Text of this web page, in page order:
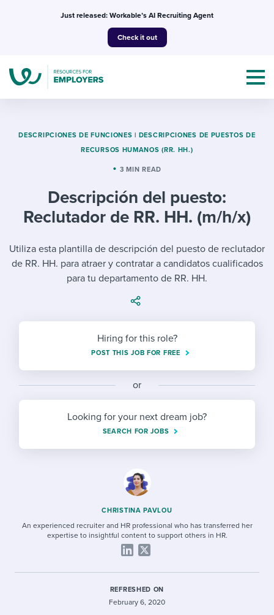
Just released: Workable’s AI Recruiting Agent
Check it out
Topics
Mobilizing AI in my work
Evaluating candidates
Working together with others
Maintaining hiring pipelines
Ensuring compliance
Finding and attracting people
Digitizing work processes
Candidate/employee experiences
Templates & Guides
Job description templates
Interview question templates
Policy templates
Step-by-step tutorials
Free ebooks & reports
I’m a jobseeker
I WANT TO LEARN ABOUT...
Applying for a job
Pay & benefits
Career development
Modern working life
Attend webinars & events
Workable customer stories
Explore Workable
Request a demo
Start a free trial
DESCRIPCIONES DE FUNCIONES | DESCRIPCIONES DE PUESTOS DE
RECURSOS HUMANOS (RR. HH.)
3 MIN READ
Descripción del puesto:
Reclutador de RR. HH. (m/h/x)
Utiliza esta plantilla de descripción del puesto de reclutador
de RR. HH. para atraer y contratar a candidatos cualificados
para tu departamento de RR. HH.
Hiring for this role?
POST THIS JOB FOR FREE
or
Looking for your next dream job?
SEARCH FOR JOBS
CHRISTINA PAVLOU
An experienced recruiter and HR professional who has transferred her
expertise to insightful content to support others in HR.
REFRESHED ON
February 6, 2020